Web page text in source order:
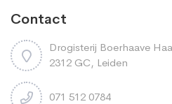
Contact
Drogisterij Boerhaave
2312 GC, Leiden
071 512 0784